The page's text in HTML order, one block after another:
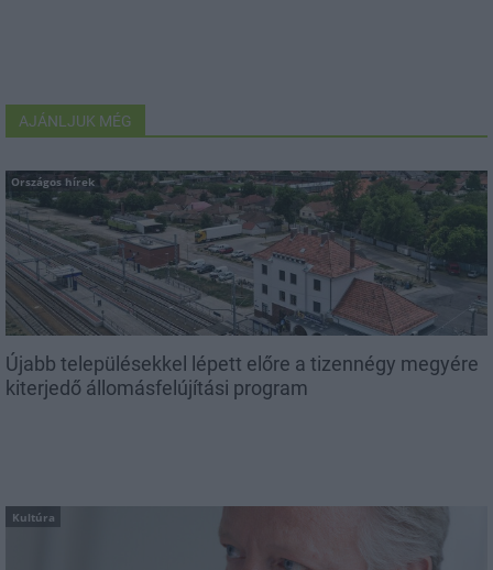
AJÁNLJUK MÉG
Országos hírek
Újabb településekkel lépett előre a tizennégy megyére
kiterjedő állomásfelújítási program
Kultúra